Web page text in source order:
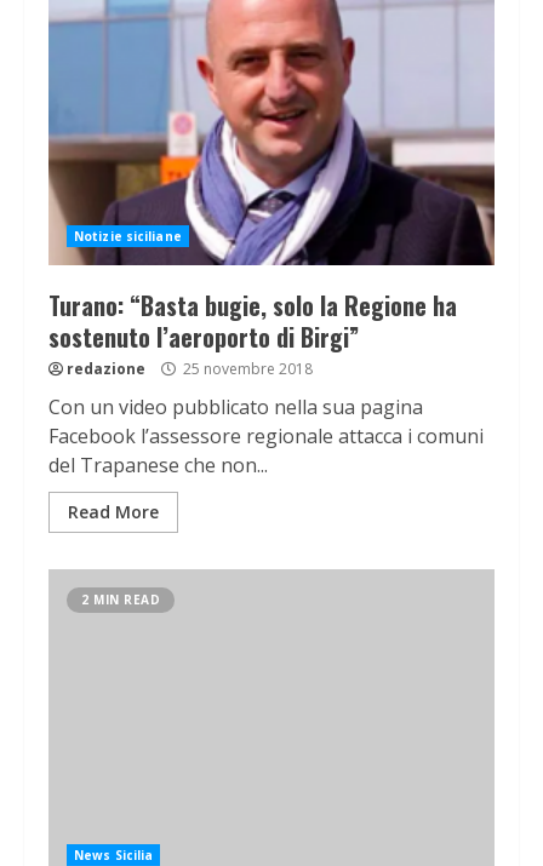
Notizie siciliane
Turano: “Basta bugie, solo la Regione ha
sostenuto l’aeroporto di Birgi”
redazione 25 novembre 2018
Con un video pubblicato nella sua pagina
Facebook l’assessore regionale attacca i comuni
del Trapanese che non...
Read More
2 MIN READ
News Sicilia